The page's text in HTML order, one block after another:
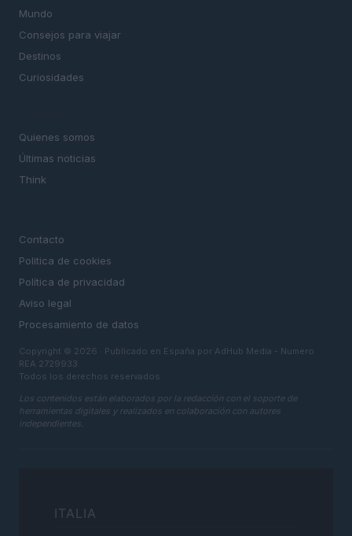
Mundo
Consejos para viajar
Destinos
Curiosidades
Quienes somos
Últimas noticias
Think
Contacto
Politica de cookies
Política de privacidad
Aviso legal
Procesamiento de datos
Copyright © 2026 · Publicado en España por AdHub Media - Numero
REA 2729933
Todos los derechos reservados
Los contenidos están elaborados por la redacción con el soporte de
herramientas digitales y realizados en colaboración con autores
independientes.
ITALIA